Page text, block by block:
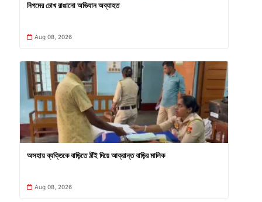
নিগমের চোখ রাঙানো অভিযান অব্যাহত
Aug 08, 2026
অসহায় ব্যক্তিকে বাড়িতে ঠাঁই দিয়ে আক্রান্ত বাড়ির মালিক
Aug 08, 2026